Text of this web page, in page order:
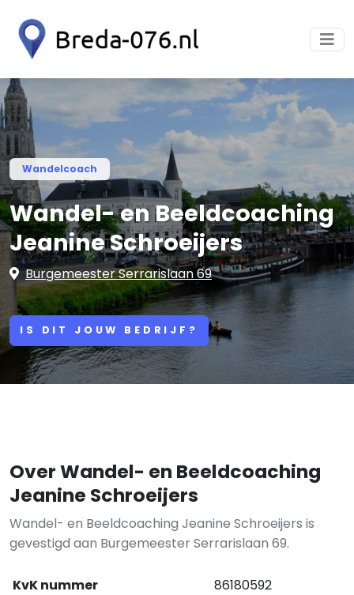
Wandelcoach
Wandel- en Beeldcoaching
Jeanine Schroeijers
Burgemeester Serrarislaan 69
IS DIT JOUW BEDRIJF?
Over Wandel- en Beeldcoaching
Jeanine Schroeijers
Wandel- en Beeldcoaching Jeanine Schroeijers is
gevestigd aan Burgemeester Serrarislaan 69.
KvK nummer
86180592